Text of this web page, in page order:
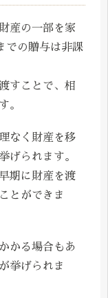
産の一部を家
での贈与は非課
すことで、相
。
なく財産を移
げられます。
期に財産を渡
とができま
かる場合もあ
挙げられま